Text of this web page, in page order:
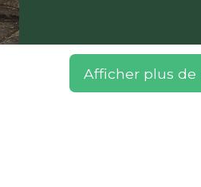
Afficher plus de